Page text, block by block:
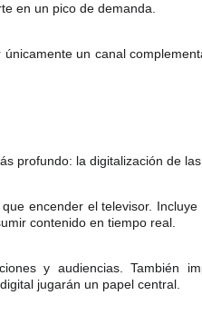
en un pico de demanda.
un canal
profundo: la digitalización de
encender el televisor.
contenido en tiempo real.
y audiencias. También
jugarán un papel central.